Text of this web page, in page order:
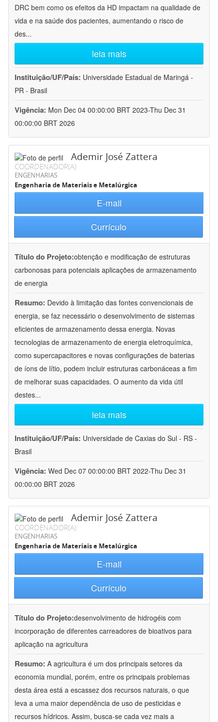
DRC bem como os efeitos da HD impactam na qualidade de
vida e na saúde dos pacientes, aumentando o risco de
des...
leia mais
Instituição/UF/País: Universidade Estadual de Maringá -
PR - Brasil
Vigência: Mon Dec 04 00:00:00 BRT 2023-Thu Dec 31
00:00:00 BRT 2026
Ademir José Zattera
COORDENADOR(A)
ENGENHARIAS
Engenharia de Materiais e Metalúrgica
E-mail
Currículo
Título do Projeto:obtenção e modificação de estruturas
carbonosas para potenciais aplicações de armazenamento
de energia
Resumo: Devido à limitação das fontes convencionais de
energia, se faz necessário o desenvolvimento de sistemas
eficientes de armazenamento dessa energia. Novas
tecnologias de armazenamento de energia eletroquímica,
como supercapacitores e novas configurações de baterias
de íons de lítio, podem incluir estruturas carbonáceas a fim
de melhorar suas capacidades. O aumento da vida útil
destes...
leia mais
Instituição/UF/País: Universidade de Caxias do Sul - RS -
Brasil
Vigência: Wed Dec 07 00:00:00 BRT 2022-Thu Dec 31
00:00:00 BRT 2026
Ademir José Zattera
COORDENADOR(A)
ENGENHARIAS
Engenharia de Materiais e Metalúrgica
E-mail
Currículo
Título do Projeto:desenvolvimento de hidrogéis com
incorporação de diferentes carreadores de bioativos para
aplicação na agricultura
Resumo: A agricultura é um dos principais setores da
economia mundial, porém, entre os principais problemas
desta área está a escassez dos recursos naturais, o que
leva a uma maior dependência de uso de pesticidas e
recursos hídricos. Assim, busca-se cada vez mais a